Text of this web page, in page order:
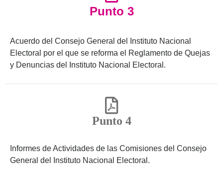
Punto 3
Acuerdo del Consejo General del Instituto Nacional
Electoral por el que se reforma el Reglamento de Quejas
y Denuncias del Instituto Nacional Electoral.
Punto 4
Informes de Actividades de las Comisiones del Consejo
General del Instituto Nacional Electoral.